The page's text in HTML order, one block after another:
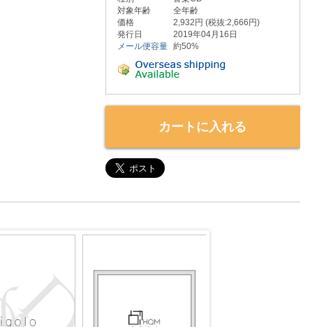
対象年齢
全年齢
価格
2,932円 (税抜:2,666円)
発行日
2019年04月16日
メール便容量 約50%
カートに入れる